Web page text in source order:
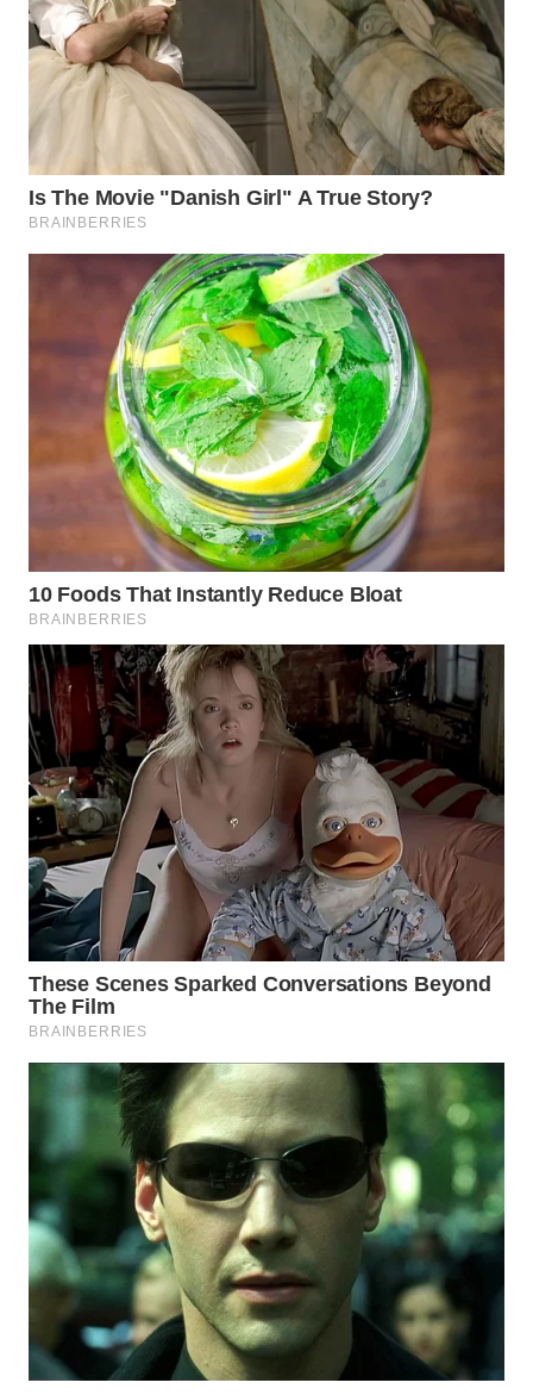
WN
JATENG
NUSANTARA
JATIM
WN
KALBAR
WN
KALTENG
WN
KALTARA
WN
KALSEL
WN
KALTIM
WN
SULSEL
WN
GORONTALO
SULUT
MALUKU
MALUT